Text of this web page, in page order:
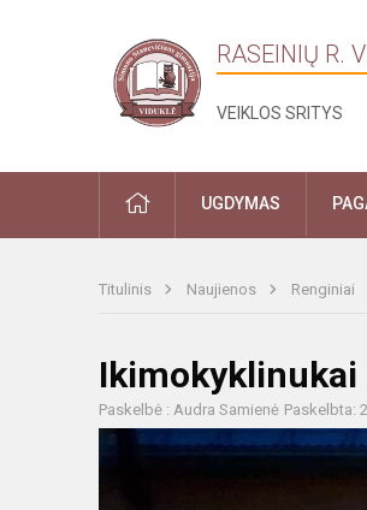
RASEINIŲ R.
VEIKLOS SRITYS
PRADŽIAUGDYMAS
Titulinis Naujienos Renginiai
Ikimokyklinukai
Paskelbė : Audra Samienė Paskelbta: